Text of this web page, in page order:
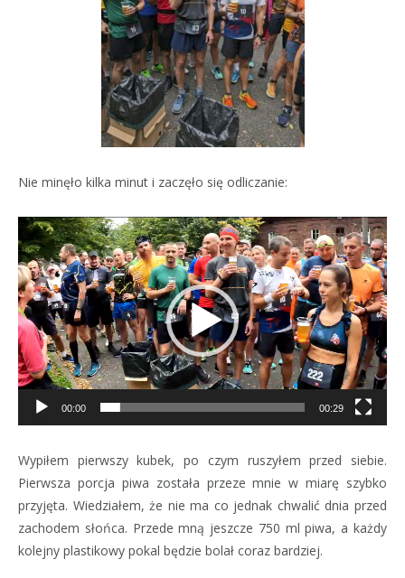
Nie minęło kilka minut i zaczęło się odliczanie:
Odtwarzacz
video
00:00 00:29
Wypiłem pierwszy kubek, po czym ruszyłem przed siebie.
Pierwsza porcja piwa została przeze mnie w miarę szybko
przyjęta. Wiedziałem, że nie ma co jednak chwalić dnia przed
zachodem słońca. Przede mną jeszcze 750 ml piwa, a każdy
kolejny plastikowy pokal będzie bolał coraz bardziej.